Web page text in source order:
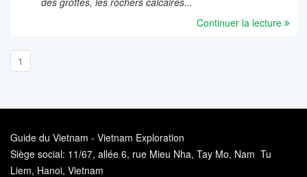
Continuer la lecture
1
Guide du Vietnam - Vietnam Exploration
Siège social: 11/67, allée 6, rue Mieu Nha, Tay Mo, Nam Tu
Liem, Hanoi, Vietnam